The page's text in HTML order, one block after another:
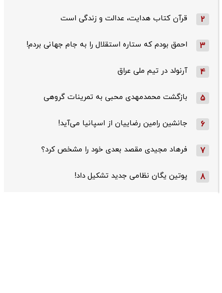
2 قرآن کتاب هدایت، عدالت و زندگی است
3 احمق بودم که ستاره استقلال را به جام جهانی بردم!
4 آرنولد در تیم ملی عراق
5 بازگشت محمدمهدی محبی به تمرینات گروهی
6 جانشین رامین رضاییان از اسپانیا می‌آید!
7 فرهاد مجیدی مقصد بعدی خود را مشخص کرد؟
8 پوتین یگان نظامی جدید تشکیل داد!